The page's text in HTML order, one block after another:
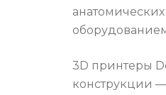
3D принтеры
конструкции